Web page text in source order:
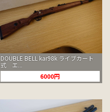
DOUBLE BELL kar98k ライブカート
式 エ...
6000円